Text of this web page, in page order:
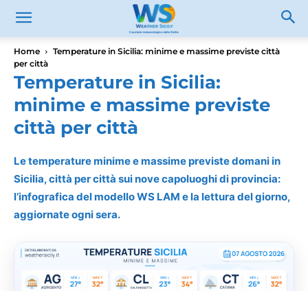
Home
Temperature in Sicilia: minime e massime previste città
per città
Temperature in Sicilia:
minime e massime previste
città per città
Le temperature minime e massime previste domani in
Sicilia, città per città sui nove capoluoghi di provincia:
l’infografica del modello WS LAM e la lettura del giorno,
aggiornate ogni sera.